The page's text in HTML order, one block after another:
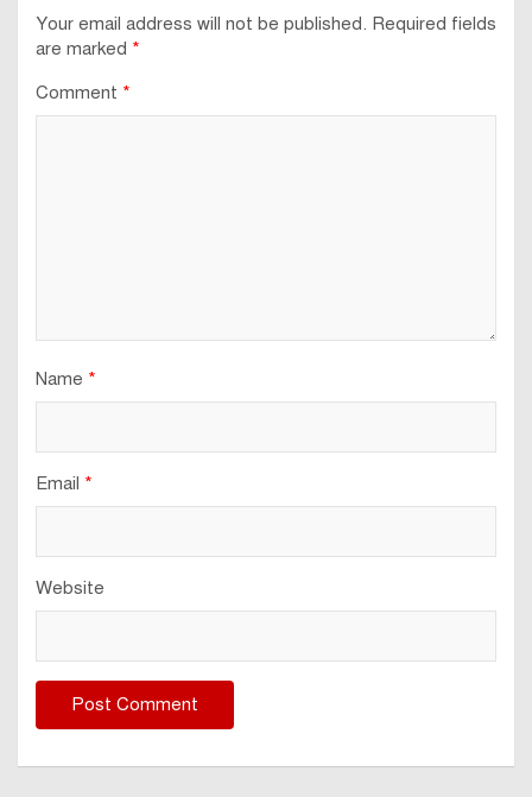
Your email address will not be published. Required fields
are marked *
Comment *
Name *
Email *
Website